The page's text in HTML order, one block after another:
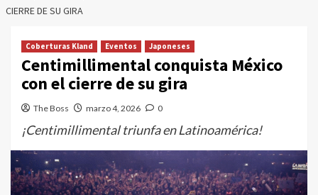
CIERRE DE SU GIRA
Coberturas Kland Eventos Japoneses
Centimillimental conquista México
con el cierre de su gira
The Boss marzo 4, 2026 0
¡Centimillimental triunfa en Latinoamérica!